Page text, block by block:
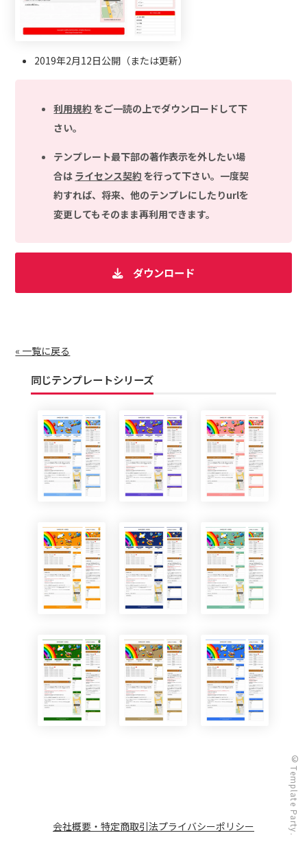
2019年2月12日公開（または更新）
利用規約 をご一読の上でダウンロードして下
さい。
テンプレート最下部の著作表示を外したい場
合は ライセンス契約 を行って下さい。一度契
約すれば、将来、他のテンプレにしたりurlを
変更してもそのまま再利用できます。
ダウンロード
« 一覧に戻る
同じテンプレートシリーズ
会社概要・特定商取引法プライバシーポリシー © Template Party.